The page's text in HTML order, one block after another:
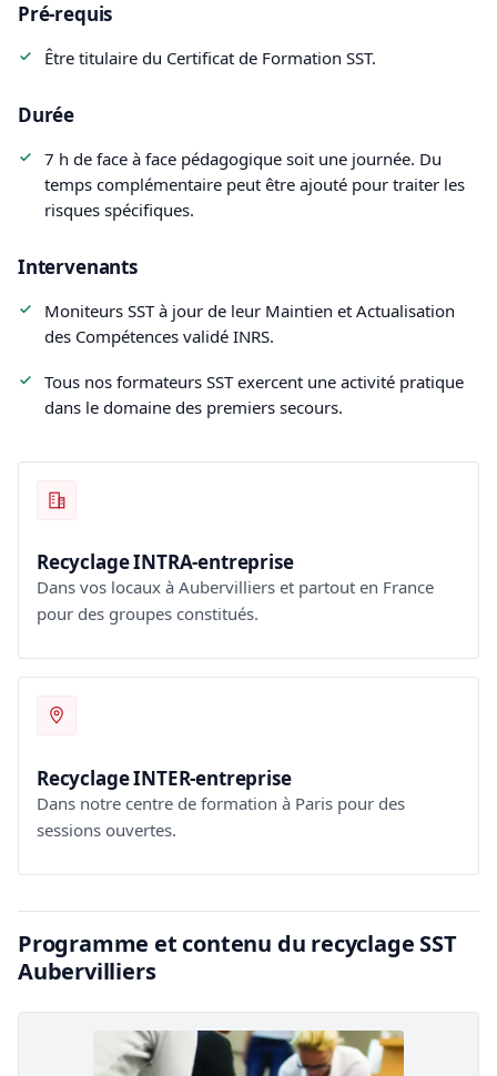
Pré-requis
Être titulaire du Certificat de Formation SST.
Durée
7 h de face à face pédagogique soit une journée. Du
temps complémentaire peut être ajouté pour traiter les
risques spécifiques.
Intervenants
Moniteurs SST à jour de leur Maintien et Actualisation
des Compétences validé INRS.
Tous nos formateurs SST exercent une activité pratique
dans le domaine des premiers secours.
Recyclage INTRA-entreprise
Dans vos locaux à Aubervilliers et partout en France
pour des groupes constitués.
Recyclage INTER-entreprise
Dans notre centre de formation à Paris pour des
sessions ouvertes.
Programme et contenu du recyclage SST
Aubervilliers